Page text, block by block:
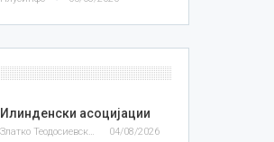
Илинденски асоцијации
Златко Теодосиевски 04/08/2026